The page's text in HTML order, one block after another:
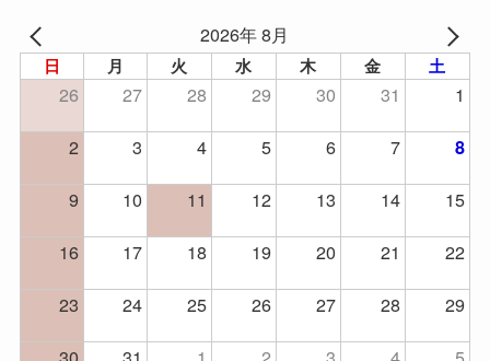
2026年 8月
日 月 火 水 木 金 土
26 27 28 29 30 31
1
2
3 4 5 6 7 8
9 10 11 12 13 14
15
16
17 18 19 20 21
22
23
24 25 26 27 28
29